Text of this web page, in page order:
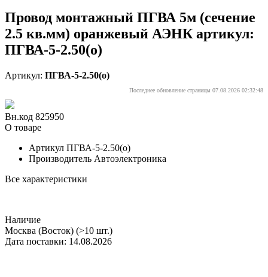
Провод монтажный ПГВА 5м (сечение
2.5 кв.мм) оранжевый АЭНК артикул:
ПГВА-5-2.50(о)
Артикул: ПГВА-5-2.50(о)
Последнее обновление страницы 07.08.2026 02:32:48
Вн.код 825950
О товаре
Артикул ПГВА-5-2.50(о)
Производитель Автоэлектроника
Все характеристики
Наличие
Москва (Восток) (>10 шт.)
Дата поставки: 14.08.2026